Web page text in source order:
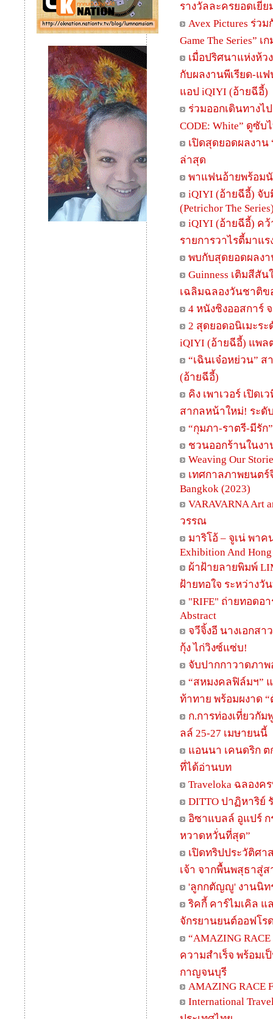
รางวัลละครยอดเยี่
Avex Pictures ร่ว
Game The Series”
เมื่อปริศนาแห่งห้
กับผลงานพีเรียด-แ
แอป iQIYI (อ้ายฉีอี้)
ร่วมออกเดินทางไ
CODE: White” ดูซั
เปิดสุดยอดผลงาน
ล่าสุด
พาแฟนอ้ายพร้อมนั
iQIYI (อ้ายฉีอี้) จั
(Petrichor The
iQIYI (อ้ายฉีอี้) คว้
รายการวาไรตี้มาแร
พบกับสุดยอดผลงา
Guinness เติมสีสัน
เฉลิมฉลองวันชาติ
4 หนังชิงออสการ์
2 สุดยอดอนิเมะร
iQIYI (อ้ายฉีอี้) แพล
“เฉินเจ๋อหย่วน”
(อ้ายฉีอี้)
คิง เพาเวอร์ เปิดเ
สากลหน้าใหม่! ระดั
“กุมภา-ราตรี-มีรัก
ชวนออกร้านในงา
Weaving Our
เทศกาลภาพยนตร์
Bangkok (2023)
VARAVARNA Art
วรรณ
มาริโอ้ – จูเน่ พาค
Exhibition And
ผ้าฝ้ายลายพิมพ์
ฝ้ายทอใจ ระหว่างวั
"RIFE" ถ่ายทอด
Abstract
จวีจิ้งอี นางเอกส
กุ้ง ไก่วิงซ์แซ่บ!
จับปากกาวาดภาพ
“สหมงคลฟิล์มฯ”
ท้าทาย พร้อมผงาด “
ก.การท่องเที่ยวกัม
ลล์ 25-27 เมษายนนี้
แอนนา เคนดริก ต
ที่ได้อ่านบท
Traveloka ฉลองค
DITTO ปาฏิหาริย์
อิซาแบลล์ อูแปร์ ก
หวาดหวั่นที่สุด”
เปิดทริปประวัติศา
เจ้า จากพื้นพสุธาสู่
'ลูกกตัญญู' งานนิท
ริคกี้ คาร์ไมเคิล แ
จักรยานยนต์ออฟโร
“AMAZING
ความสำเร็จ พร้อมเ
กาญจนบุรี
AMAZING RACE
International